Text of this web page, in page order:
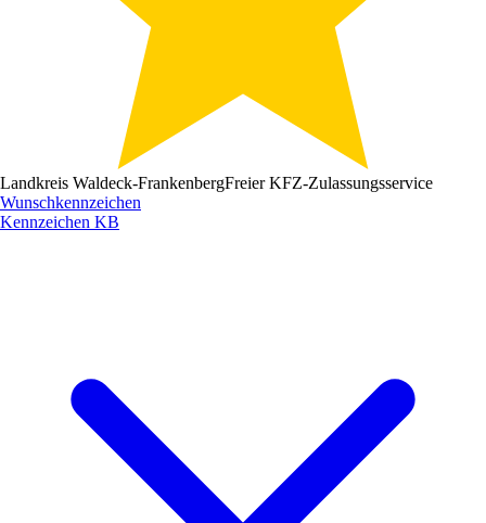
Landkreis Waldeck-FrankenbergFreier KFZ-Zulassungsservice
Wunschkennzeichen
Kennzeichen KB